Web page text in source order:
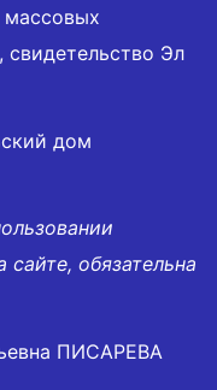
Эл
дом
обязательна
ПИСАРЕВА